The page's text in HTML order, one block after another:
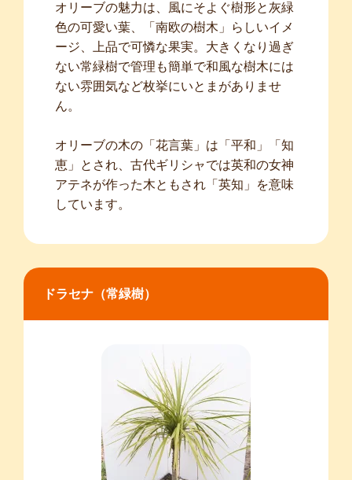
オリーブの魅力は、風にそよぐ樹形と灰緑
色の可愛い葉、「南欧の樹木」らしいイメ
ージ、上品で可憐な果実。大きくなり過ぎ
ない常緑樹で管理も簡単で和風な樹木には
ない雰囲気など枚挙にいとまがありませ
ん。
オリーブの木の「花言葉」は「平和」「知
恵」とされ、古代ギリシャでは英和の女神
アテネが作った木ともされ「英知」を意味
しています。
ドラセナ（常緑樹）